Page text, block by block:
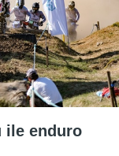
ile enduro